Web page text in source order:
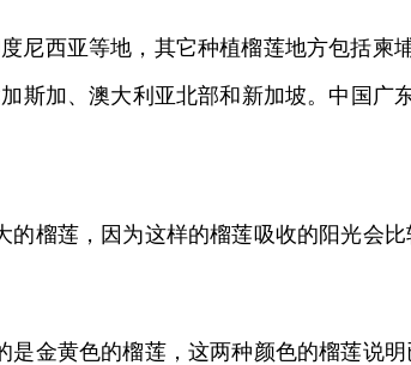
尼西亚等地，其它种植榴莲地方包括柬
斯加、澳大利亚北部和新加坡。中国广
榴莲，因为这样的榴莲吸收的阳光会
金黄色的榴莲，这两种颜色的榴莲说